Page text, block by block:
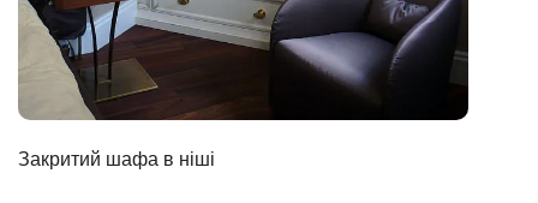
Закритий шафа в ніші